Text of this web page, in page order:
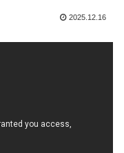
2025.12.16